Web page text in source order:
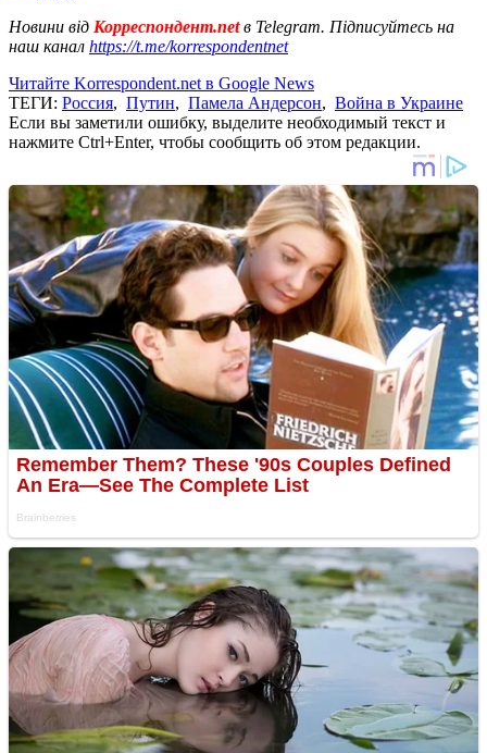
Новини від Корреспондент.netв Telegram. Підписуйтесь на
наш канал https://t.me/korrespondentnet
Читайте Korrespondent.net в Google News
ТЕГИ: Россия, Путин, Памела Андерсон, Война в Украине
Если вы заметили ошибку, выделите необходимый текст и
нажмите Ctrl+Enter, чтобы сообщить об этом редакции.